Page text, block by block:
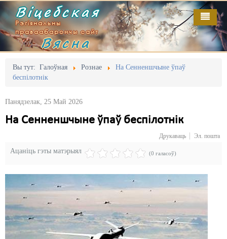
Віцебская
Рэгіянальны
праваабарончы сайт
Вясна
Вы тут: Галоўная Рознае
На Сенненшчыне ўпаў
беспілотнік
Панядзелак, 25 Май 2026
На Сенненшчыне ўпаў беспілотнік
Друкаваць Эл. пошта
Ацаніць гэты матэрыял (0 галасоў)
Галоўная
Адміністрацыйны перасьлед
Безбар'ернае асяродзьдзе
Грамадзянскія ініцыятывы
Дыскрымінацыя
Затрыманьні
Карная псыхіятрыя
Выданьні
Кантакт
RSS